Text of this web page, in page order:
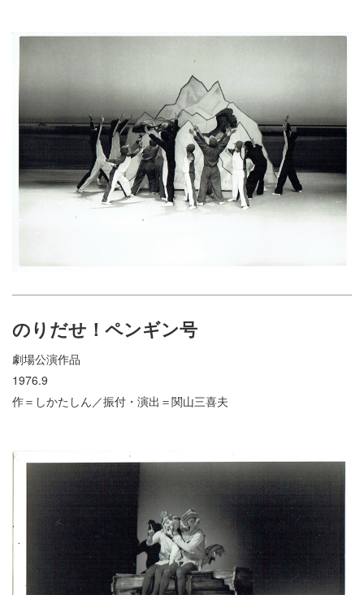
のりだせ！ペンギン号
劇場公演作品
1976.9
作＝しかたしん／振付・演出＝関山三喜夫